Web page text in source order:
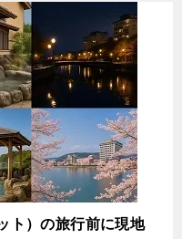
ト）の旅行前に現地